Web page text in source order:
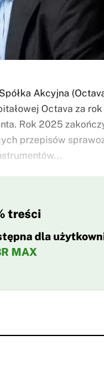
Akcyjna
Octava za
Rok 2025
przepisów
treści
dla
MAX